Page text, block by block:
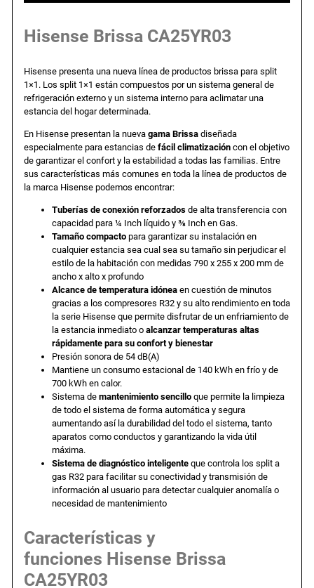
Hisense Brissa CA25YR03
Hisense presenta una nueva línea de productos brissa para split
1×1. Los split 1×1 están compuestos por un sistema general de
refrigeración externo y un sistema interno para aclimatar una
estancia del hogar determinada.
En Hisense presentan la nuevagama Brissadiseñada
especialmente para estancias de fácil climatizacióncon el objetivo
de garantizar el confort y la estabilidad a todas las familias. Entre
sus características más comunes en toda la línea de productos de
la marca Hisense podemos encontrar:
Tuberías de conexión reforzadosde alta transferencia con
capacidad para ¼ Inch líquido y ⅜ Inch en Gas.
Tamaño compactopara garantizar su instalación en
cualquier estancia sea cual sea su tamaño sin perjudicar el
estilo de la habitación con medidas 790 x 255 x 200 mm de
ancho x alto x profundo
Alcance de temperatura idóneaen cuestión de minutos
gracias a los compresores R32 y su alto rendimiento en toda
la serie Hisense que permite disfrutar de un enfriamiento de
la estancia inmediato o alcanzar temperaturas altas
rápidamente para su confort y bienestar
Presión sonora de 54 dB(A)
Mantiene un consumo estacional de 140 kWh en frío y de
700 kWh en calor.
Sistema de mantenimiento sencilloque permite la limpieza
de todo el sistema de forma automática y segura
aumentando así la durabilidad del todo el sistema, tanto
aparatos como conductos y garantizando la vida útil
máxima.
Sistema de diagnóstico inteligenteque controla los split a
gas R32 para facilitar su conectividad y transmisión de
información al usuario para detectar cualquier anomalía o
necesidad de mantenimiento
Características y
funciones Hisense Brissa
CA25YR03